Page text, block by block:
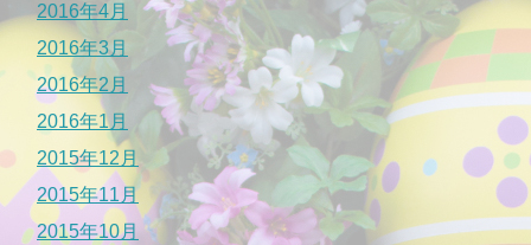
2016年4月
2016年3月
2016年2月
2016年1月
2015年12月
2015年11月
2015年10月